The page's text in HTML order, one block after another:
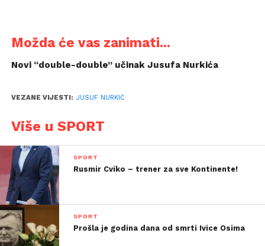
Možda će vas zanimati...
Novi “double-double” učinak Jusufa Nurkića
VEZANE VIJESTI: JUSUF NURKIĆ
Više u SPORT
SPORT
Rusmir Cviko – trener za sve Kontinente!
SPORT
Prošla je godina dana od smrti Ivice Osima